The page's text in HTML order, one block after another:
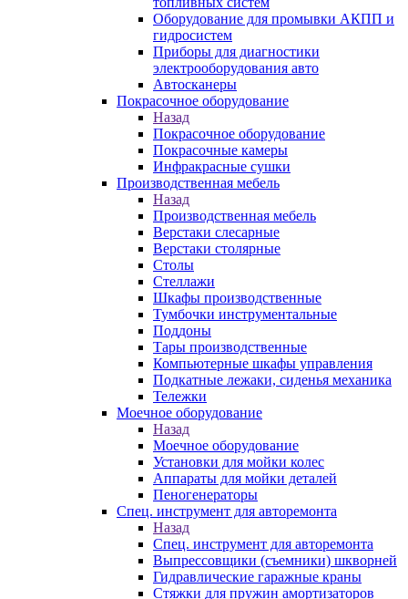
Оборудование для промывки АКПП и
гидросистем
Приборы для диагностики
электрооборудования авто
Автосканеры
Покрасочное оборудование
Назад
Покрасочное оборудование
Покрасочные камеры
Инфракрасные сушки
Производственная мебель
Назад
Производственная мебель
Верстаки слесарные
Верстаки столярные
Столы
Стеллажи
Шкафы производственные
Тумбочки инструментальные
Поддоны
Тары производственные
Компьютерные шкафы управления
Подкатные лежаки, сиденья механика
Тележки
Моечное оборудование
Назад
Моечное оборудование
Установки для мойки колес
Аппараты для мойки деталей
Пеногенераторы
Спец. инструмент для авторемонта
Назад
Спец. инструмент для авторемонта
Выпрессовщики (съемники) шкворней
Гидравлические гаражные краны
Стяжки для пружин амортизаторов